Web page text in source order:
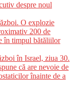
despre noul
O explozie
200 de
în timpul bătăliilor
în Israel, ziua 30.
că are nevoie de
înainte de a